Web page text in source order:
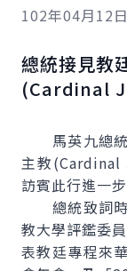
102年04月12日
總統接見教
(Cardinal
馬英九總統
主教(Cardinal
訪賓此行進一
總統致詞時
教大學評鑑委
表教廷專程來